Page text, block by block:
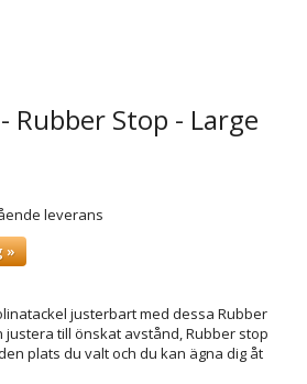
Rubber Stop - Large
leverans
»
justerbart med dessa Rubber
justera till önskat avstånd, Rubber stop
plats du valt och du kan ägna dig åt